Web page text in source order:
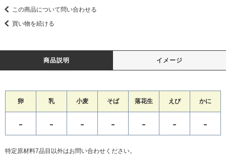
この商品について問い合わせる
買い物を続ける
商品説明 イメージ
卵 乳 小麦 そば 落花生 えび かに
- - - - - - -
特定原材料7品目以外はお問い合わせください。